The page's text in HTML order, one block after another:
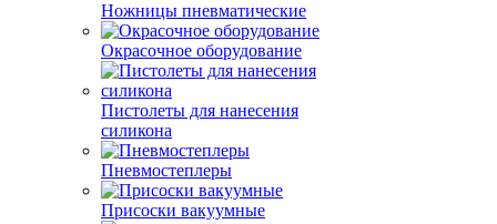
Ножницы пневматические
Окрасочное оборудование
Пистолеты для нанесения
силикона
Пневмостеплеры
Присоски вакуумные